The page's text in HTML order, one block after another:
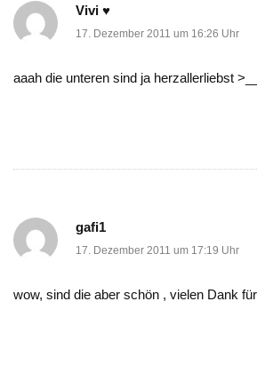
Vivi ♥
17. Dezember 2011 um 16:26 Uhr
aaah die unteren sind ja herzallerliebst
gafi1
17. Dezember 2011 um 17:19 Uhr
wow, sind die aber schön , vielen Dank